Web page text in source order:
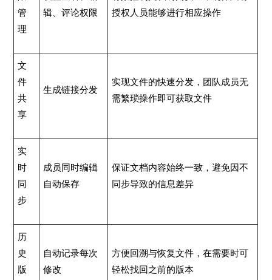
管
理
辑、评论权限
授权人员能够进行相应操作
文
件
共
享
生成链接分发
实现文件的快速分发，团队成员无
需繁琐操作即可获取文件
实
时
同
步
成员同时编辑
自动保存
保证文档内容始终一致，避免因不
同步导致的信息差异
历
史
版
自动记录每次
修改
方便回溯与恢复文件，在需要时可
轻松找回之前的版本